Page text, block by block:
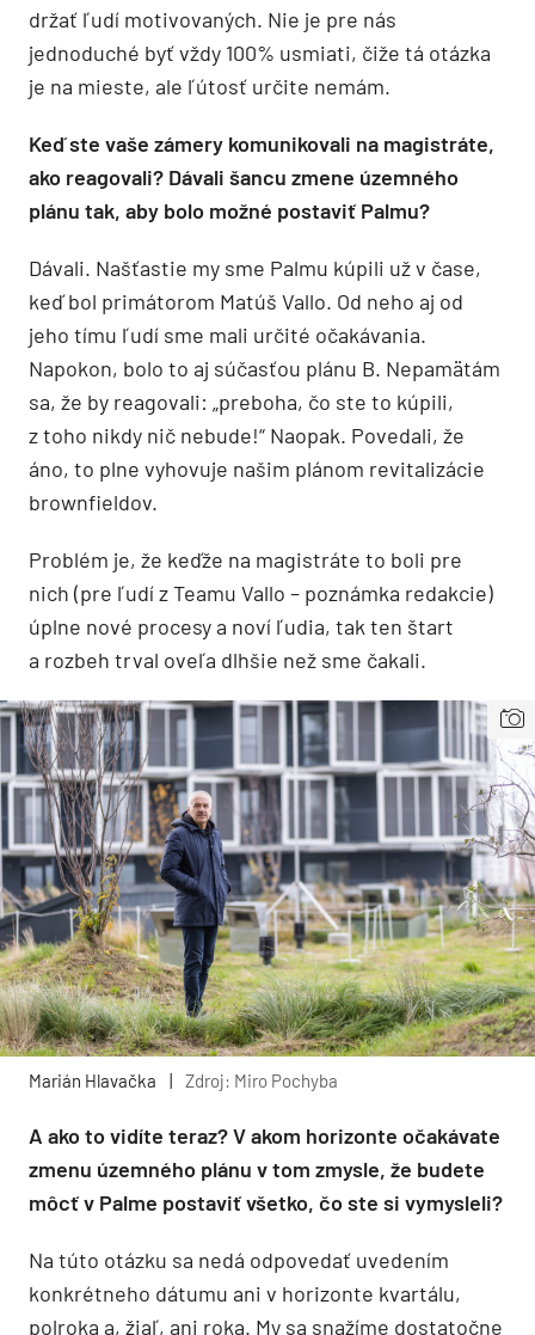
držať ľudí motivovaných. Nie je pre nás
jednoduché byť vždy 100% usmiati, čiže tá otázka
je na mieste, ale ľútosť určite nemám.
Keď ste vaše zámery komunikovali na magistráte,
ako reagovali? Dávali šancu zmene územného
plánu tak, aby bolo možné postaviť Palmu?
Dávali. Našťastie my sme Palmu kúpili už v čase,
keď bol primátorom Matúš Vallo. Od neho aj od
jeho tímu ľudí sme mali určité očakávania.
Napokon, bolo to aj súčasťou plánu B. Nepamätám
sa, že by reagovali: „preboha, čo ste to kúpili,
z toho nikdy nič nebude!“ Naopak. Povedali, že
áno, to plne vyhovuje našim plánom revitalizácie
brownfieldov.
Problém je, že keďže na magistráte to boli pre
nich (pre ľudí z Teamu Vallo – poznámka redakcie)
úplne nové procesy a noví ľudia, tak ten štart
a rozbeh trval oveľa dlhšie než sme čakali.
Marián Hlavačka | Zdroj: Miro Pochyba
A ako to vidíte teraz? V akom horizonte očakávate
zmenu územného plánu v tom zmysle, že budete
môcť v Palme postaviť všetko, čo ste si vymysleli?
Na túto otázku sa nedá odpovedať uvedením
konkrétneho dátumu ani v horizonte kvartálu,
polroka a, žiaľ, ani roka. My sa snažíme dostatočne